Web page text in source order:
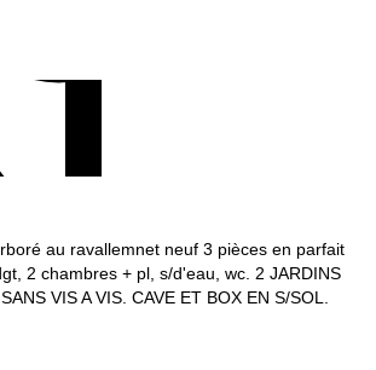
au ravallemnet neuf 3 pièces en parfait
2 chambres + pl, s/d'eau, wc. 2 JARDINS
VIS A VIS. CAVE ET BOX EN S/SOL.